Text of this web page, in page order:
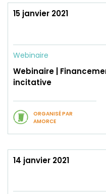
15 janvier 2021
Webinaire
Webinaire |
incitative
ORGANISÉ PAR
AMORCE
14 janvier 2021